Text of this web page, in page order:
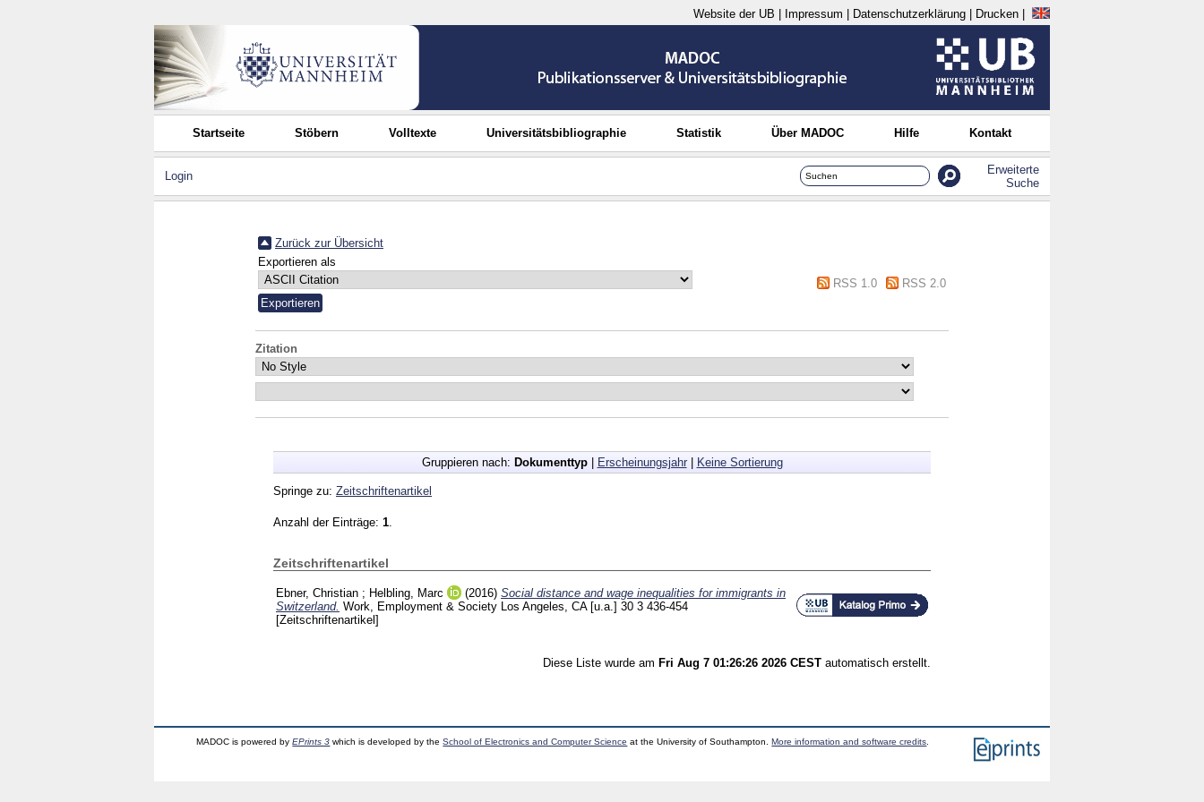
Website der UB Impressum Datenschutzerklärung Drucken
Startseite Stöbern Volltexte Universitätsbibliographie Statistik Über MADOC Hilfe Kontakt
Login
Erweiterte
Suche
Zurück zur Übersicht
Exportieren als
RSS 1.0
RSS 2.0
Zitation
Gruppieren nach: Dokumenttyp| Erscheinungsjahr| Keine Sortierung
Springe zu: Zeitschriftenartikel
Anzahl der Einträge: 1
Zeitschriftenartikel
Ebner, Christian ; Helbling, Marc (2016) Social distance and wage inequalities for immigrants in
Switzerland. Work, Employment & Society Los Angeles, CA [u.a.] 30 3 436-454
[Zeitschriftenartikel]
Diese Liste wurde am Fri Aug 7 01:26:26 2026 CEST automatisch erstellt.
MADOC is powered byEPrints 3 which is developed by theSchool of Electronics and Computer Science at the University of Southampton.More information and software credits